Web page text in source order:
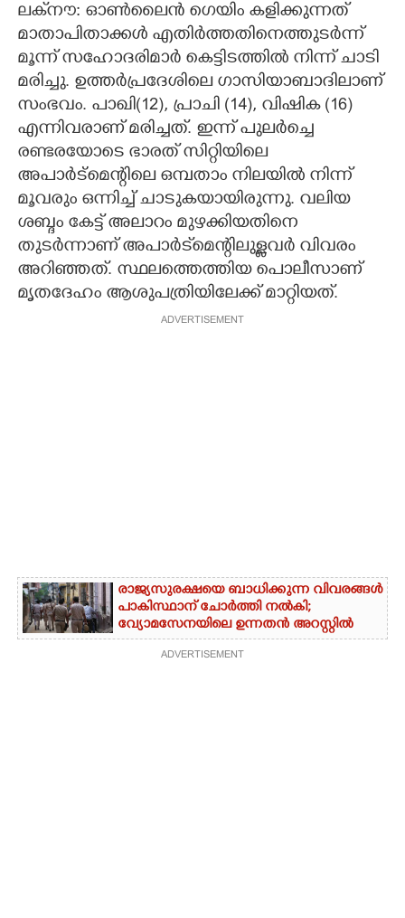
LITERATURE
ZOOM
CONTACT US
ലക്‌നൗ: ഓൺലൈൻ ഗെയിം കളിക്കുന്നത്
മാതാപിതാക്കൾ എതിർത്തതിനെത്തുടർന്ന്
മൂന്ന്‌ സഹോദരിമാർ കെട്ടിടത്തിൽ നിന്ന്‌ ചാടി
മരിച്ചു. ഉത്തർപ്രദേശിലെ ഗാസിയാബാദിലാണ്
സംഭവം. പാഖി(12), പ്രാചി (14), വിഷിക (16)
എന്നിവരാണ് മരിച്ചത്. ഇന്ന്‌ പുലർച്ചെ
രണ്ടരയോടെ ഭാരത് സിറ്റിയിലെ
അപാർട്മെന്റിലെ ഒമ്പതാം നിലയിൽ നിന്ന്‌
മൂവരും ഒന്നിച്ച് ചാടുകയായിരുന്നു. വലിയ
ശബ്ദം കേട്ട് അലാറം മുഴക്കിയതിനെ
തുടർന്നാണ് അപാർട്‌മെന്റിലുള്ളവർ വിവരം
അറിഞ്ഞത്. സ്ഥലത്തെത്തിയ പൊലീസാണ്
മൃതദേഹം ആശുപത്രിയിലേക്ക് മാറ്റിയത്.
ADVERTISEMENT
രാജ്യസുരക്ഷയെ ബാധിക്കുന്ന വിവരങ്ങൾ
പാകിസ്ഥാന് ചോ‌ർത്തി നൽകി;
വ്യോമസേനയിലെ ഉന്നതൻ അറസ്റ്റിൽ
ADVERTISEMENT